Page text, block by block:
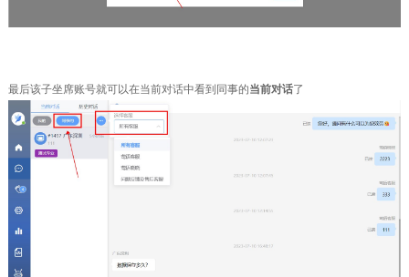
最后该子坐席账号就可以在当前对话中看到同事的当前对话了